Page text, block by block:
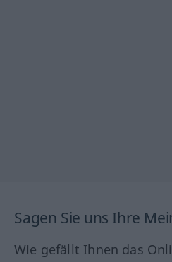
Sagen Sie uns Ihre
Wie gefällt Ihnen das